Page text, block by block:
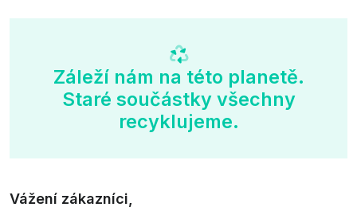
Záleží nám na této planetě.
Staré součástky všechny
recyklujeme.
Vážení zákazníci,